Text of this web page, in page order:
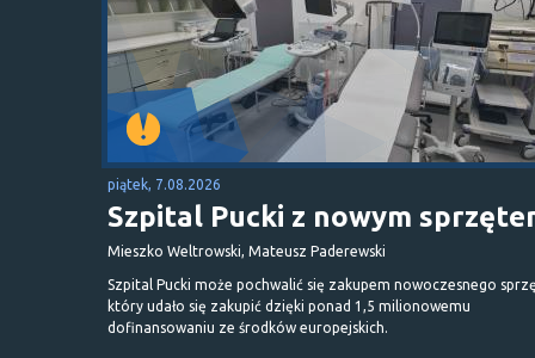
piątek, 7.08.2026
Szpital Pucki z nowym
Mieszko Weltrowski, Mateusz Paderewski
Szpital Pucki może pochwalić się zakupem nowoczesnego
który udało się zakupić dzięki ponad 1,5 milionowemu
dofinansowaniu ze środków europejskich.